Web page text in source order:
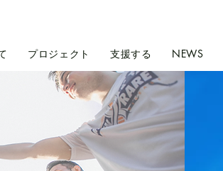
プロジェクト 支援する NEWS